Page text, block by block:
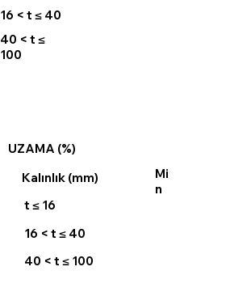
40 < t ≤
100
16 < t ≤ 40
Mi
n
Kalınlık (mm)
UZAMA (%)
t ≤ 16
16 < t ≤ 40
40 < t ≤ 100